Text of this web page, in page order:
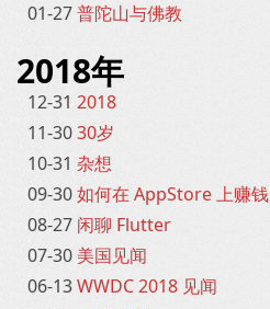
01-27普陀山与佛教
2018年
12-31 2018
11-3030岁
10-31 杂想
09-30如何在 AppStore 上赚钱
08-27 闲聊 Flutter
07-30 美国见闻
06-13WWDC 2018 见闻